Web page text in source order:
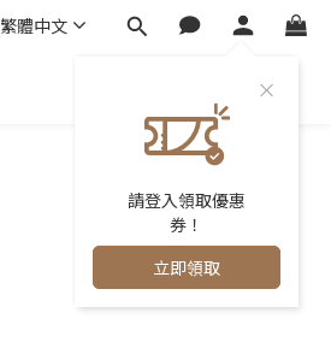
繁體中文
請登入領取優惠
券！
立即領取